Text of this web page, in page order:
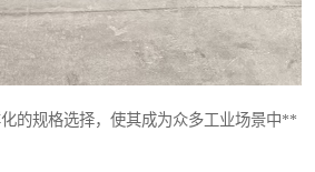
的规格选择，使其成为众多工业场景中**